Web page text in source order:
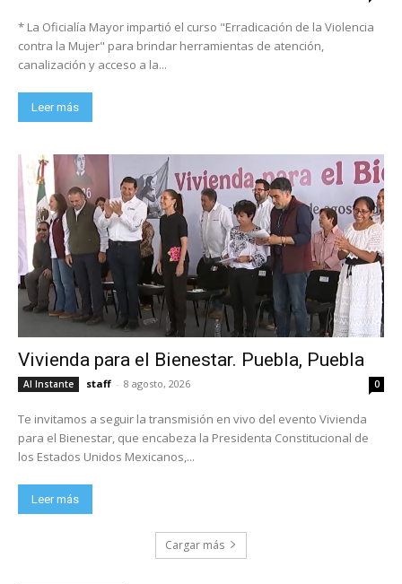
* La Oficialía Mayor impartió el curso "Erradicación de la Violencia
contra la Mujer" para brindar herramientas de atención,
canalización y acceso a la...
Leer más
Vivienda para el Bienestar. Puebla, Puebla
Al Instante staff - 8 agosto, 2026 0
Te invitamos a seguir la transmisión en vivo del evento Vivienda
para el Bienestar, que encabeza la Presidenta Constitucional de
los Estados Unidos Mexicanos,...
Leer más
Cargar más